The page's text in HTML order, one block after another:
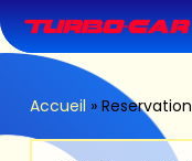
to
main
content
Accueil » Reservation